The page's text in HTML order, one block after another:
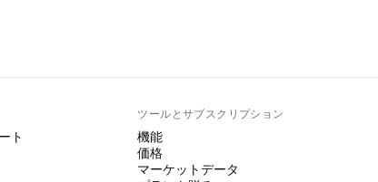
ト
ツールとサブスクリプション
機能
価格
マーケットデータ